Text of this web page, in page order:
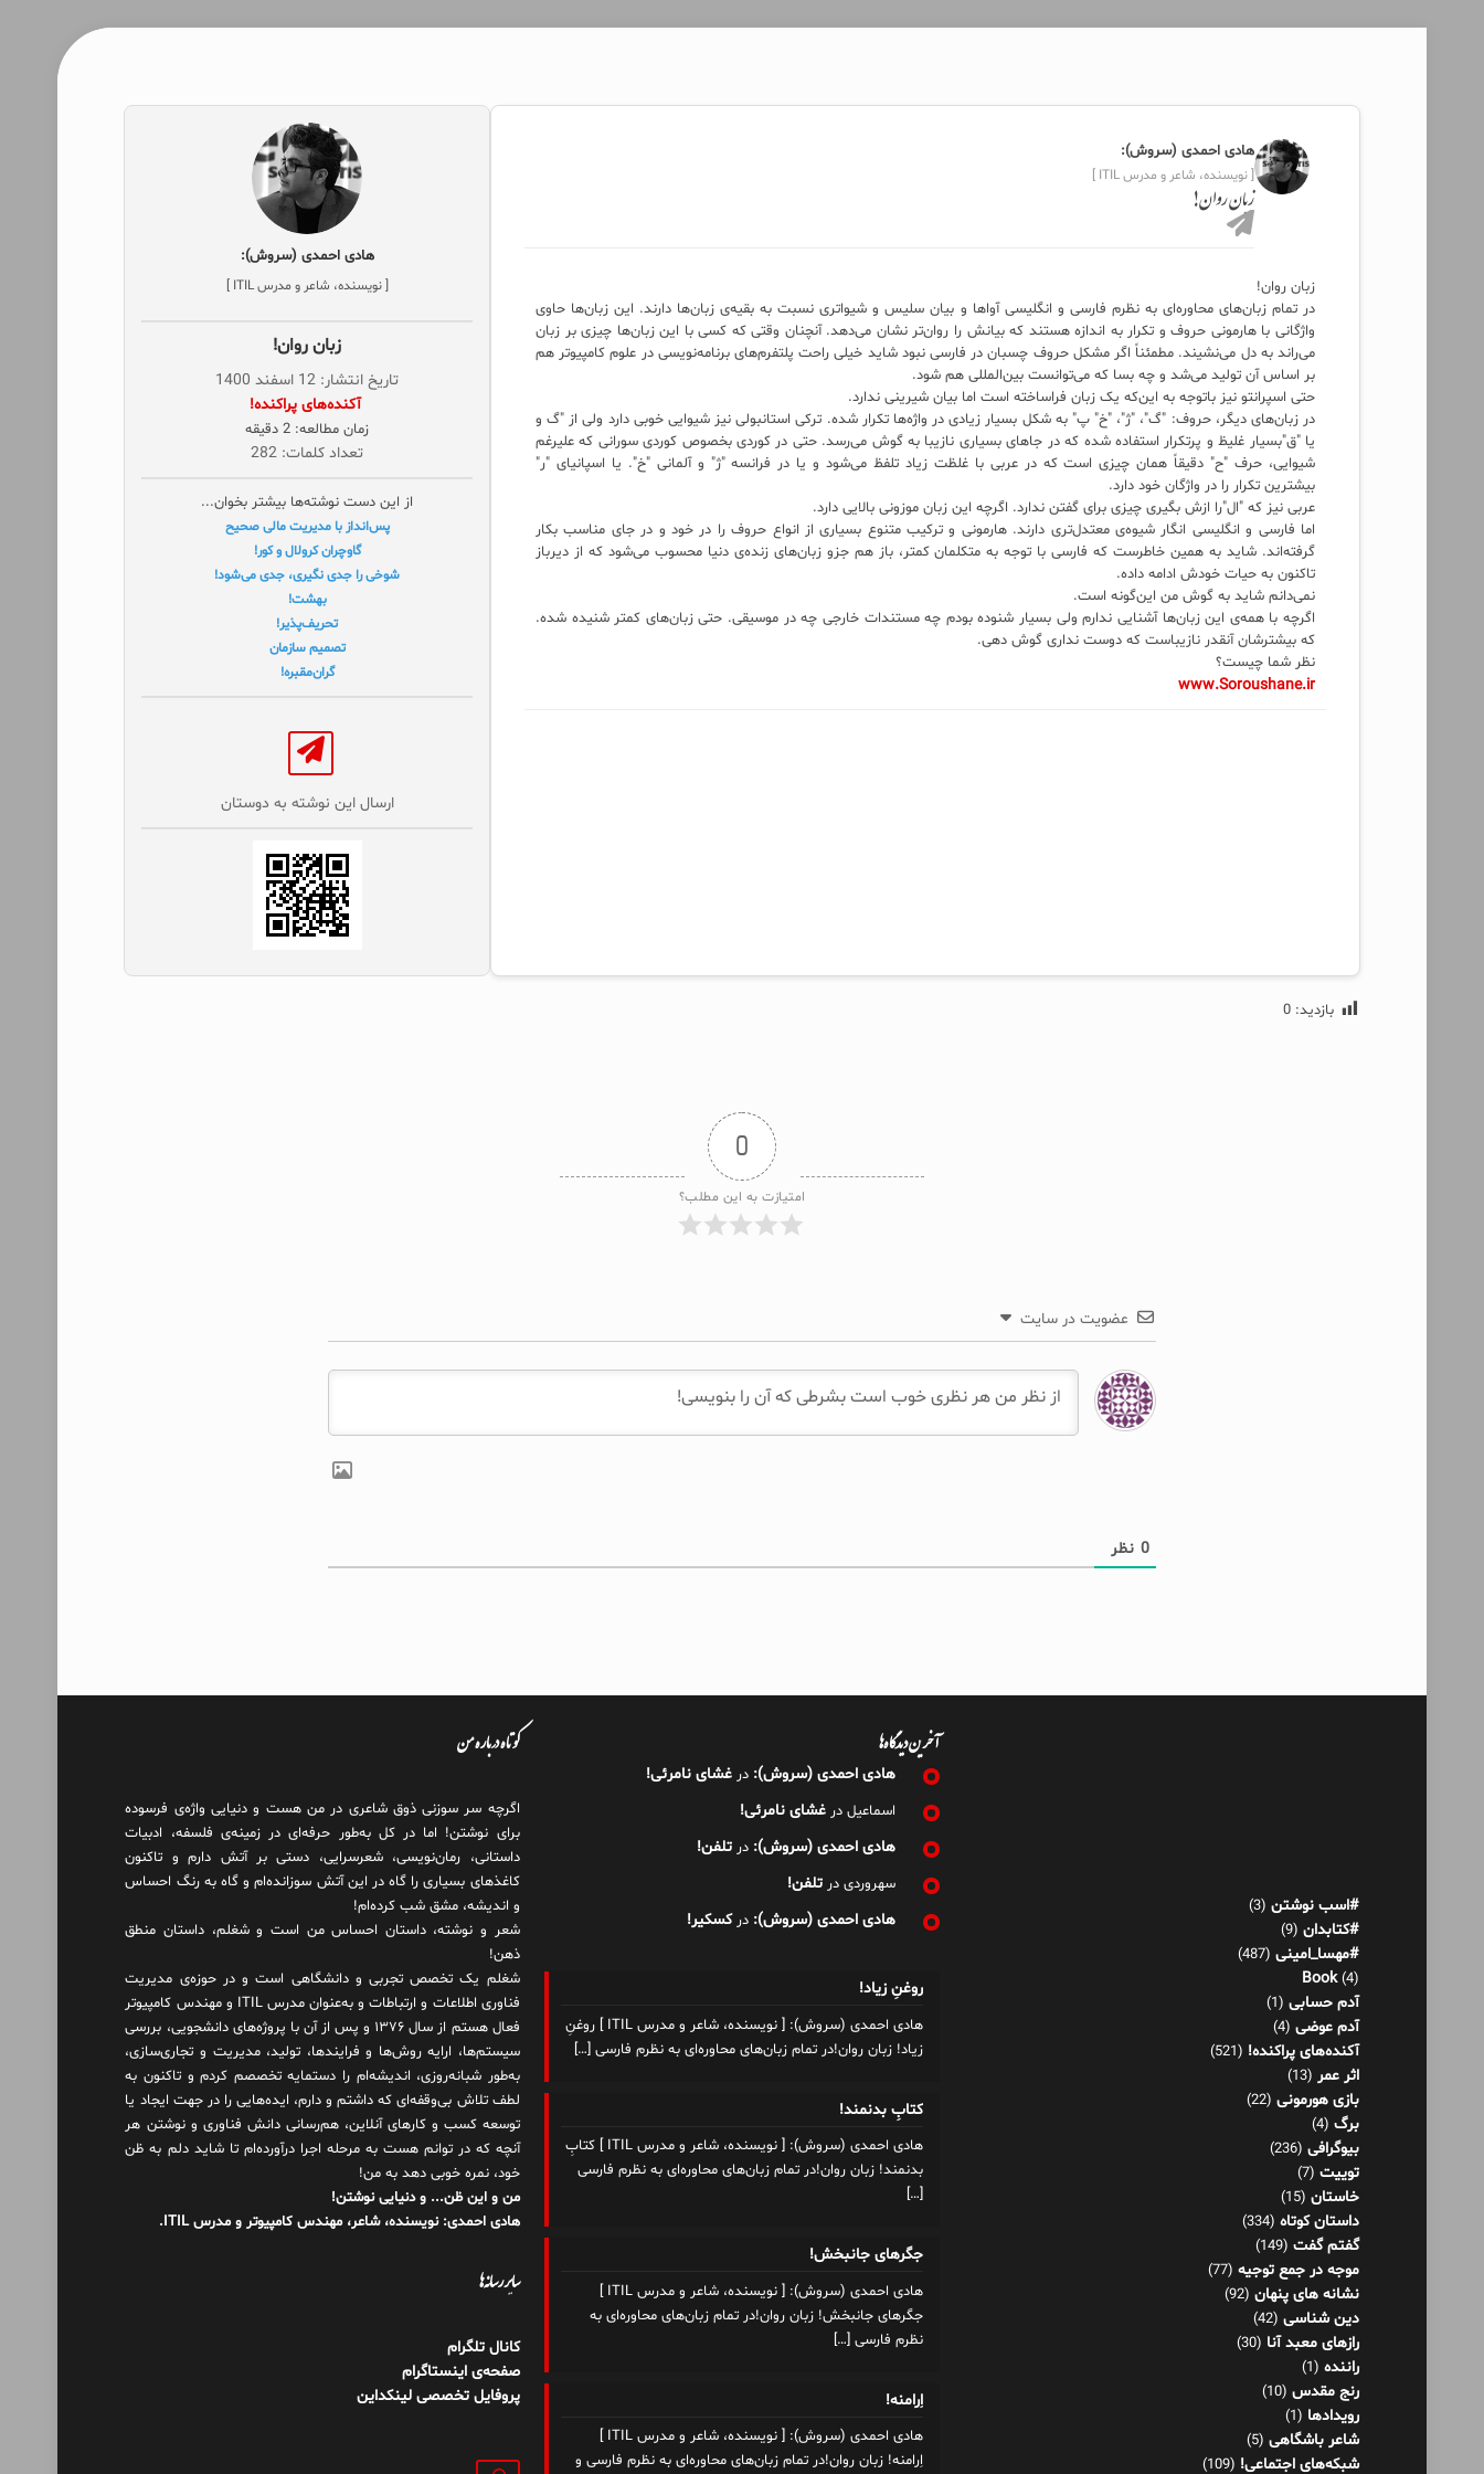
هادی احمدی (سروش):
[ نویسنده، شاعر و مدرس ITIL ]
زبان روان!
زبان روان!
در تمام زبان‌های محاوره‌ای به نظرم فارسی و انگلیسی آواها و بیان سلیس و شیواتری نسبت به بقیه‌ی زبان‌ها دارند. این زبان‌ها حاوی
واژگانی با هارمونی حروف و تکرار به اندازه هستند که بیانش را روان‌تر نشان می‌دهد. آنچنان وقتی که کسی با این زبان‌ها چیزی بر زبان
می‌راند به دل می‌نشیند. مطمئناً اگر مشکل حروف چسبان در فارسی نبود شاید خیلی راحت پلتفرم‌های برنامه‌نویسی در علوم کامپیوتر هم
بر اساس آن تولید می‌شد و چه بسا که می‌توانست بین‌المللی هم شود.
حتی اسپرانتو نیز باتوجه به این‌که یک زبان فراساخته است اما بیان شیرینی ندارد.
در زبان‌های دیگر، حروف: "گ"، "ژ"، "خ" پ" به شکل بسیار زیادی در واژه‌ها تکرار شده. ترکی استانبولی نیز شیوایی خوبی دارد ولی از "گ و
یا "ق"‌بسیار غلیظ و پرتکرار استفاده شده که در جاهای بسیاری نازیبا به گوش می‌رسد. حتی در کوردی بخصوص کوردی سورانی که علیرغم
شیوایی، حرف "ح" دقیقاً همان چیزی است که در عربی با غلظت زیاد تلفظ می‌شود و یا در فرانسه "ژ" و آلمانی "خ". یا اسپانیای "ر"
بیشترین تکرار را در واژگان خود دارد.
عربی نیز که "ال"‌را ازش بگیری چیزی برای گفتن ندارد. اگرچه این زبان موزونی بالایی دارد.
اما فارسی و انگلیسی انگار شیوه‌ی معتدل‌تری دارند. هارمونی و ترکیب متنوع بسیاری از انواع حروف را در خود و در جای مناسب بکار
گرفته‌اند. شاید به همین خاطرست که فارسی با توجه به متکلمان کمتر، باز هم جزو زبان‌های زنده‌ی دنیا محسوب می‌شود که از دیرباز
تاکنون به حیات خودش ادامه داده.
نمی‌دانم شاید به گوش من این‌گونه است.
اگرچه با همه‌ی این زبان‌ها آشنایی ندارم ولی بسیار شنوده بودم چه مستندات خارجی چه در موسیقی. حتی زبان‌های کمتر شنیده شده.
که بیشترشان آنقدر نازیباست که دوست نداری گوش دهی.
نظر شما چیست؟
www.Soroushane.ir
هادی احمدی (سروش):
[ نویسنده، شاعر و مدرس ITIL ]
زبان روان!
تاریخ انتشار: 12 اسفند 1400
‌ آکنده‌های پراکنده!
زمان مطالعه: 2 دقیقه
تعداد کلمات: 282
از این دست نوشته‌ها بیشتر بخوان...
پس‌انداز با مدیریت مالی صحیح
گاوچران کرولال و‌ کور!
شوخی را جدی نگیری، جدی می‌شود!
بهشت!
تحریف‌پذیر!
تصمیم سازمان
گران‌‌مقبره!
ارسال این نوشته به دوستان‌
بازدید: 0
0
امتیازت به این مطلب؟
عضویت در سایت
0نظر
آکنده‌های پراکنده!
اثر عمر(13)
بازی هورمونی(22)
برگ(4)
بیوگرافی(236)
توییت(7)
خاستان(15)
داستان کوتاه
گفتم گفت(149)
موجه در جمع توجیه
نشانه های پنهان
دین شناسی
رازهای معبد آنا
راننده(1)
رنج مقدس (10)
رویدادها (1)
شاعر باشگاهی(5)
شبکه‌های اجتماعی!
شرنامه(26)
فلسفه(125)
فناوری اطلاعات(8)
کار و موفقیت
کاریکلماتور(79)
گفتاورد(48)
آخرین دیدگاه‌ها
هادی احمدی (سروش): درغشای نامرئی!
اسماعیل درغشای نامرئی!
هادی احمدی (سروش): درتلفن!
سهروردی درتلفن!
هادی احمدی (سروش): درکسکیر!
روغنِ زیاد!
هادی احمدی (سروش): [ نویسنده، شاعر و مدرس ITIL ] روغنِ
زیاد! زبان روان!در تمام زبان‌های محاوره‌ای به نظرم فارسی […]
کتابِ بدنمند!
هادی احمدی (سروش): [ نویسنده، شاعر و مدرس ITIL ] کتابِ
بدنمند! زبان روان!در تمام زبان‌های محاوره‌ای به نظرم فارسی
[…]
جگرهای جانبخش!
هادی احمدی (سروش): [ نویسنده، شاعر و مدرس ITIL ]
جگرهای جانبخش! زبان روان!در تمام زبان‌های محاوره‌ای به
نظرم فارسی […]
اِرامنه!
هادی احمدی (سروش): [ نویسنده، شاعر و مدرس ITIL ]
اِرامنه! زبان روان!در تمام زبان‌های محاوره‌ای به نظرم فارسی و
کوتاه درباره من
اگرچه سر سوزنی ذوق شاعری در من هست و دنیایی واژه‌‌ی فرسوده
برای نوشتن! اما در کل به‌طور حرفه‌ای در زمینه‌ی فلسفه، ادبیات
داستانی، رمان‌نویسی، شعرسرایی، دستی بر آتش دارم و تاکنون
کاغذهای بسیاری را گاه در این آتش سوزانده‌ام و گاه به رنگ احساس
و اندیشه، مشق شب کرده‌ام!
شعر و نوشته، داستان احساس من است و شغلم، داستان منطق
ذهن!
شغلم یک تخصص تجربی و دانشگاهی است و در حوزه‌ی مدیریت
فناوری اطلاعات و ارتباطات و به‌عنوان مدرس ITIL و مهندس کامپیوتر
فعال هستم از سال ۱۳۷۶ و پس از آن با پروژه‌های دانشجویی، بررسی
سیستم‌ها، ارایه روش‌ها و فرایندها، تولید، مدیریت و تجاری‌سازی،
به‌طور شبانه‌روزی، اندیشه‌ام را دستمایه تخصصم کردم و تاکنون به
لطف تلاش بی‌وقفه‌ای که داشتم و دارم، اید‌ه‌هایی را در جهت ایجاد یا
توسعه کسب و کارهای آنلاین، هم‌رسانی دانش فناوری و نوشتن هر
آنچه که در توانم هست به مرحله اجرا درآورده‌ام تا شاید دلم به ظن
خود، نمره خوبی دهد به من!
من و این ظن... و دنیایی نوشتن!
هادی احمدی: نویسنده، شاعر، مهندس کامپیوتر و مدرس ITIL.
سایر رسانه‌ها
کانال تلگرام
صفحه‌ی اینستاگرام
پروفایل تخصصی لینکداین